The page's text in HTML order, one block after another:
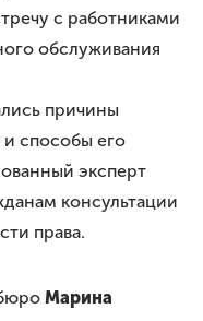
с работниками
обслуживания
причины
способы его
эксперт
консультации
права.
Марина